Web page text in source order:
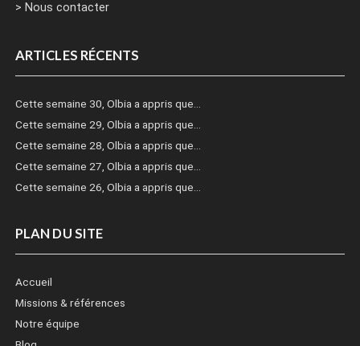
> Nous contacter
ARTICLES RÉCENTS
Cette semaine 30, Olbia a appris que…
Cette semaine 29, Olbia a appris que…
Cette semaine 28, Olbia a appris que…
Cette semaine 27, Olbia a appris que…
Cette semaine 26, Olbia a appris que…
PLAN DU SITE
Accueil
Missions & références
Notre équipe